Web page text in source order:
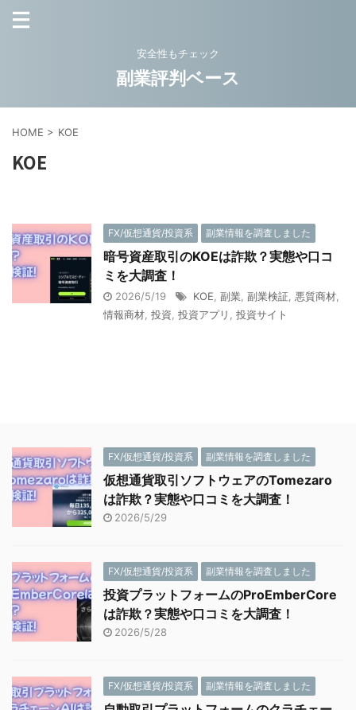
安全性もチェック
副業評判ベース
HOME > KOE
KOE
FX/仮想通貨/投資系 副業情報を調査しました
暗号資産取引のKOEは詐欺？実態や口コ
ミを大調査！
2026/5/19 KOE 副業 副業検証 悪質商材
情報商材 投資 投資アプリ 投資サイト
FX/仮想通貨/投資系 副業情報を調査しました
仮想通貨取引ソフトウェアのTomezaro
は詐欺？実態や口コミを大調査！
2026/5/29
FX/仮想通貨/投資系 副業情報を調査しました
投資プラットフォームのProEmberCore
は詐欺？実態や口コミを大調査！
2026/5/28
FX/仮想通貨/投資系 副業情報を調査しました